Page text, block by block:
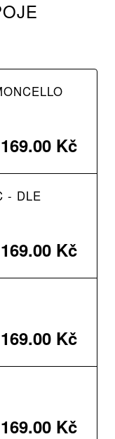
169.00 Kč
- DLE
169.00 Kč
169.00 Kč
169.00 Kč